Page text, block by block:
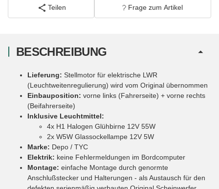
Teilen Frage zum Artikel
BESCHREIBUNG
Lieferung: Stellmotor für elektrische LWR
(Leuchtweitenregulierung) wird vom Original übernommen
Einbauposition: vorne links (Fahrerseite) + vorne rechts
(Beifahrerseite)
Inklusive Leuchtmittel:
4x H1 Halogen Glühbirne 12V 55W
2x W5W Glassockellampe 12V 5W
Marke: Depo / TYC
Elektrik: keine Fehlermeldungen im Bordcomputer
Montage: einfache Montage durch genormte
Anschlußstecker und Halterungen - als Austausch für den